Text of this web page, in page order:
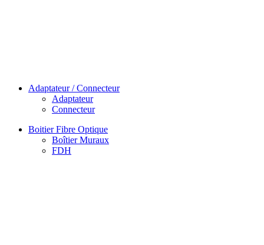
Adaptateur / Connecteur
Adaptateur
Connecteur
Boitier Fibre Optique
Boîtier Muraux
FDH